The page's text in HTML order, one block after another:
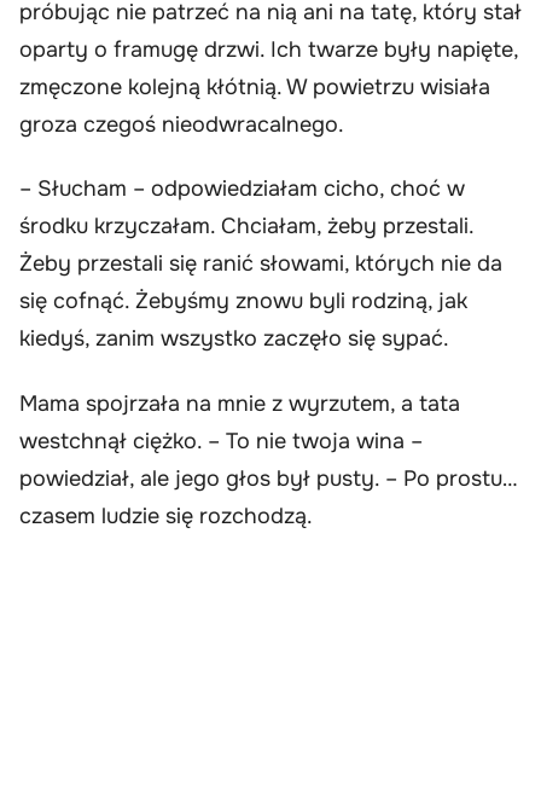
próbując nie patrzeć na nią ani na tatę, który stał
oparty o framugę drzwi. Ich twarze były napięte,
zmęczone kolejną kłótnią. W powietrzu wisiała
groza czegoś nieodwracalnego.
– Słucham – odpowiedziałam cicho, choć w
środku krzyczałam. Chciałam, żeby przestali.
Żeby przestali się ranić słowami, których nie da
się cofnąć. Żebyśmy znowu byli rodziną, jak
kiedyś, zanim wszystko zaczęło się sypać.
Mama spojrzała na mnie z wyrzutem, a tata
westchnął ciężko. – To nie twoja wina –
powiedział, ale jego głos był pusty. – Po prostu…
czasem ludzie się rozchodzą.